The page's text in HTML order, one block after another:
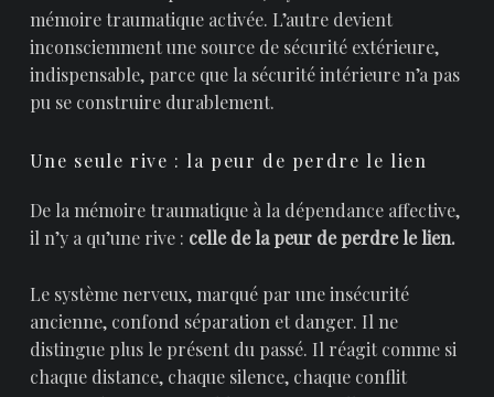
mémoire traumatique activée. L’autre devient
inconsciemment une source de sécurité extérieure,
indispensable, parce que la sécurité intérieure n’a pas
pu se construire durablement.
Une seule rive : la peur de perdre le lien
De la mémoire traumatique à la dépendance affective,
il n’y a qu’une rive : celle de la peur de perdre le lien.
Le système nerveux, marqué par une insécurité
ancienne, confond séparation et danger. Il ne
distingue plus le présent du passé. Il réagit comme si
chaque distance, chaque silence, chaque conflit